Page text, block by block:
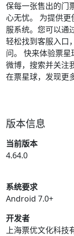
保每一张售出的门
心无忧。 为提供
服系统。您可以通
轻松找到客服入口
问。 快来体验票
微博，搜索并关注
在票星球，发现更
版本信息
当前版本
4.64.0
系统要求
Android 7.0+
开发者
上海票优文化科技